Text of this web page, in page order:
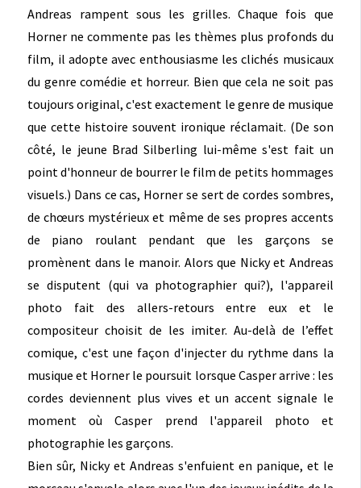
Andreas rampent sous les grilles. Chaque fois que
Horner ne commente pas les thèmes plus profonds du
film, il adopte avec enthousiasme les clichés musicaux
du genre comédie et horreur. Bien que cela ne soit pas
toujours original, c'est exactement le genre de musique
que cette histoire souvent ironique réclamait. (De son
côté, le jeune Brad Silberling lui-même s'est fait un
point d'honneur de bourrer le film de petits hommages
visuels.) Dans ce cas, Horner se sert de cordes sombres,
de chœurs mystérieux et même de ses propres accents
de piano roulant pendant que les garçons se
promènent dans le manoir. Alors que Nicky et Andreas
se disputent (qui va photographier qui?), l'appareil
photo fait des allers-retours entre eux et le
compositeur choisit de les imiter. Au-delà de l’effet
comique, c'est une façon d'injecter du rythme dans la
musique et Horner le poursuit lorsque Casper arrive : les
cordes deviennent plus vives et un accent signale le
moment où Casper prend l'appareil photo et
photographie les garçons.
Bien sûr, Nicky et Andreas s'enfuient en panique, et le